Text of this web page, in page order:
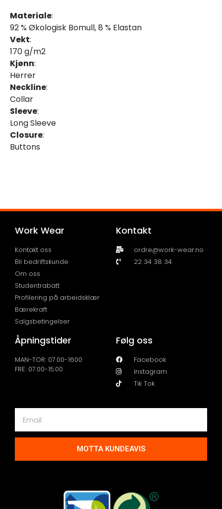
Materiale:
92 % Økologisk Bomull, 8 % Elastan
Vekt:
170 g/m2
Kjønn:
Herrer
Neckline:
Collar
Sleeve:
Long Sleeve
Closure:
Buttons
Work Wear
Kontakt oss
Bli bedriftskunde
Om oss
Studentrabatt
Profilering på arbeidsklær
Bærekraft
Salgsbetingelser
Kontakt
ordre@work-wear.no
22 34 38 34
Åpningstider
MAN-TOR: 07.00-1600
FRE: 07.00-15.00
Følg oss
Facebook
Instagram
Tik Tok
MOTTA KUNDEAVIS